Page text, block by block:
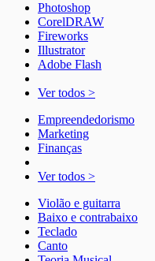
Photoshop
CorelDRAW
Fireworks
Illustrator
Adobe Flash
Ver todos >
Empreendedorismo
Marketing
Finanças
Ver todos >
Violão e guitarra
Baixo e contrabaixo
Teclado
Canto